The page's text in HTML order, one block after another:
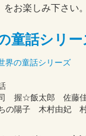
お楽しみ下さい。
話シリー
界の童話シリーズ
司 握☆飯太郎 佐
の陽子 木村由妃